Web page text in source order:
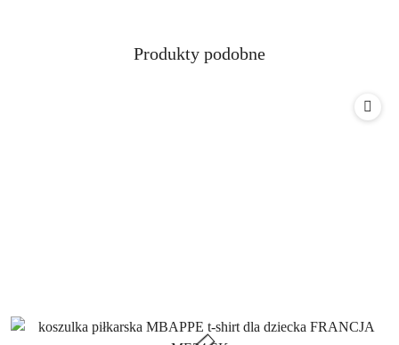
Pomiń karuzelę produktów
Produkty
Produkty podobne